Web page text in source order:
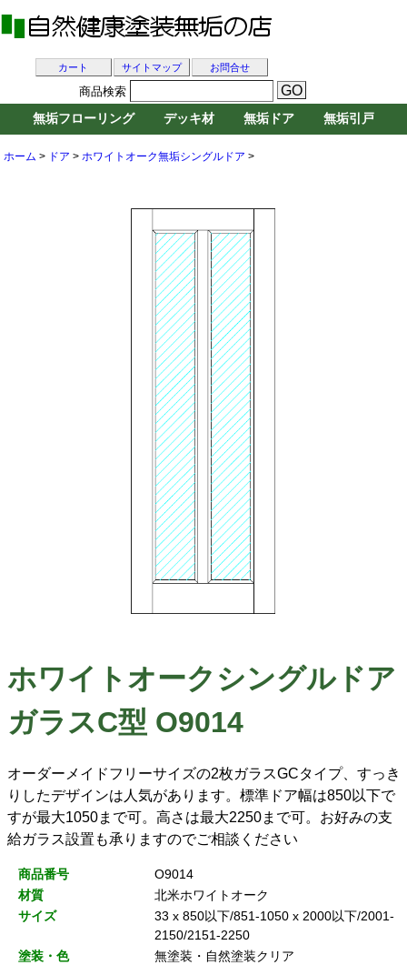
ホーム > ドア > ホワイトオーク無垢シングルドア >
ホワイトオークシングルドア
ガラスC型 O9014
オーダーメイドフリーサイズの2枚ガラスGCタイプ、すっき
りしたデザインは人気があります。標準ドア幅は850以下で
すが最大1050まで可。高さは最大2250まで可。お好みの支
給ガラス設置も承りますのでご相談ください
商品番号
O9014
材質
北米ホワイトオーク
サイズ
33 x 850以下/851-1050 x 2000以下/2001-
2150/2151-2250
塗装・色
無塗装・自然塗装クリア
カート サイトマップ お問合せ
商品検索
無垢フローリング デッキ材 無垢ドア 無垢引戸